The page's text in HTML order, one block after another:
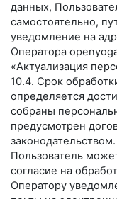
данных,
самостоятельно,
уведомление на
Оператора
«Актуализация
10.4. Срок
определяется
собраны
предусмотрен
законодательством.
Пользователь
согласие на
Оператору